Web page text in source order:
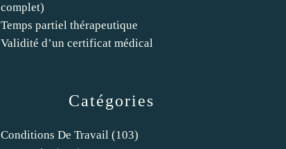
Catégories
Conditions De Travail (103)
complet)
Temps partiel thérapeutique
Validité d’un certificat médical